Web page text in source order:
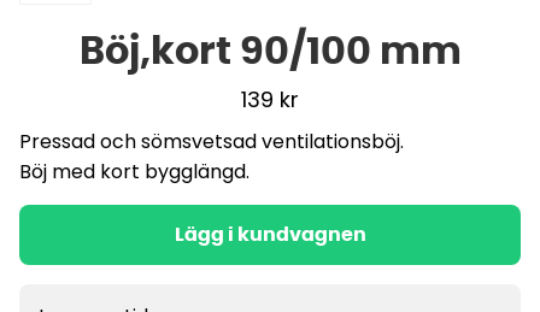
Böj,kort 90/100 mm
139 kr
Pressad och sömsvetsad ventilationsböj.
Böj med kort bygglängd.
Lägg i kundvagnen